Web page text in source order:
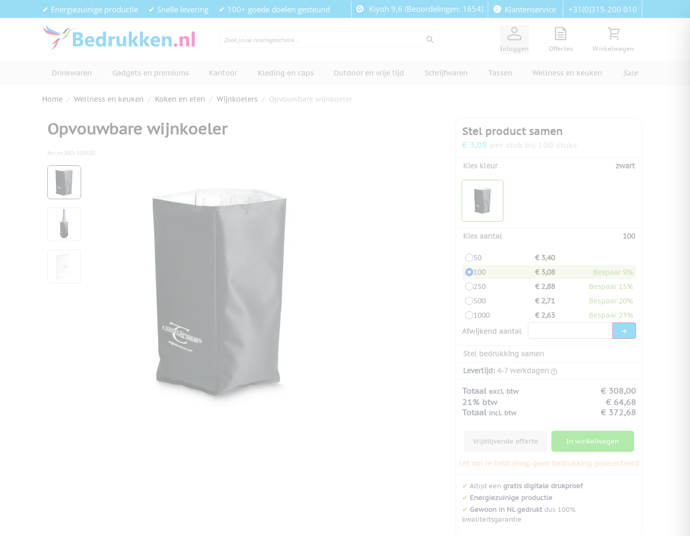
Ga naar de inhoud✔ Energiezuinige productie ✔ Snelle levering ✔ 100+ goede doelen gesteund Kiyoh 9,6 (Beoordelingen: 1654) Klantenservice +31(0)315-200 010
Inloggen
View quote, Quote is empty
Offertes
Bekijk winkelwagen,
Winkelwagen
Drinkwaren Gadgets en premiums Kantoor Kleding en caps Outdoor en vrije tijd Schrijfwaren Tassen Wellness en keuken Sale
Home / Wellness en keuken / Koken en eten / Wijnkoelers / Opvouwbare wijnkoeler
Opvouwbare wijnkoeler
Art.nr.MO-100439
View larger image
View larger image
Stel product samen
€ 3,08 per stuk bij 100 stuks
Kies kleur zwart
Kies aantal 100
50
€ 3,40
100
€ 3,08
Bespaar 9%
250
€ 2,88
Bespaar 15%
500
€ 2,71
Bespaar 20%
1000
€ 2,63
Bespaar 23%
Afwijkend aantal
Stel bedrukking samen
Levertijd: 4-7 werkdagen
Totaal excl. btw
€ 308,00
21% btw
€ 64,68
Totaal incl. btw € 372,68
Vrijblijvende offerte In winkelwagen
Let op: Je hebt (nog) geen bedrukking geselecteerd
✔ Altijd een gratis digitale drukproef
✔ Energiezuinige productie
✔ Gewoon in NL gedruktdus 100%
kwaliteitsgarantie